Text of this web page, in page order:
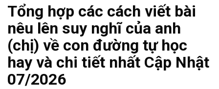
Tổng hợp các cách viết bài
nêu lên suy nghĩ của anh
(chị) về con đường tự học
hay và chi tiết nhất Cập Nhật
07/2026